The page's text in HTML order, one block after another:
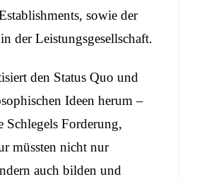
sowie der
der Leistungsgesellschaft.
den Status Quo und
Ideen herum –
Schlegels Forderung,
müssten nicht nur
auch bilden und